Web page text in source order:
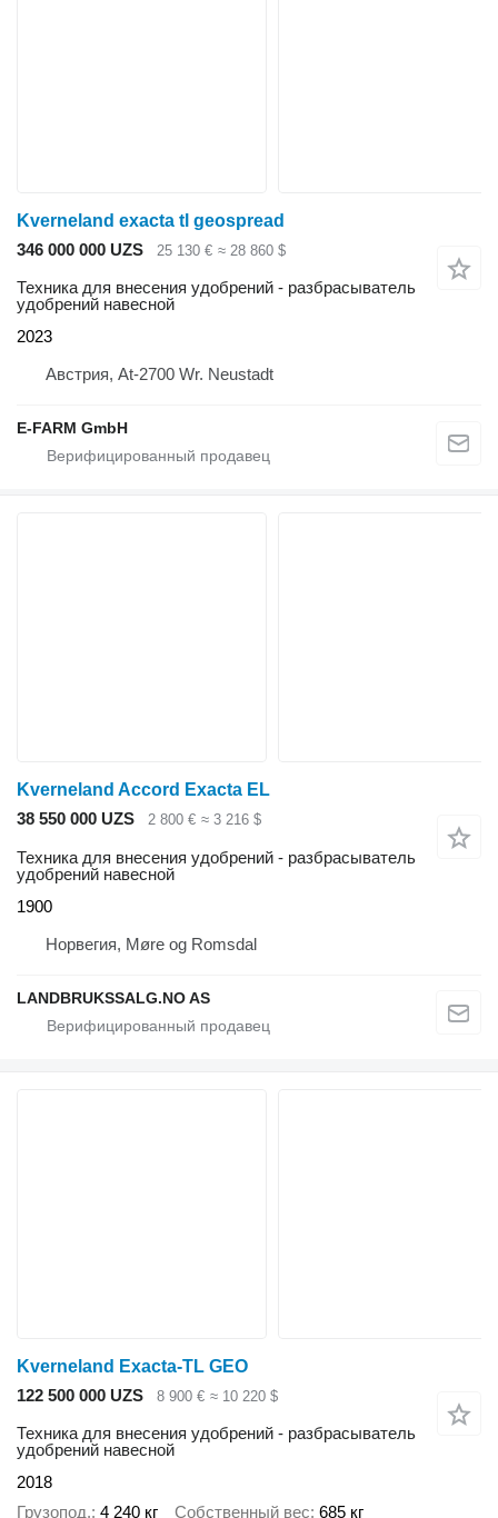
Kverneland exacta tl geospread
346 000 000 UZS
25 130 € ≈ 28 860 $
Техника для внесения удобрений - разбрасыватель
удобрений навесной
2023
Австрия, At-2700 Wr. Neustadt
E-FARM GmbH
Kverneland Accord Exacta EL
38 550 000 UZS
2 800 € ≈ 3 216 $
Техника для внесения удобрений - разбрасыватель
удобрений навесной
1900
Норвегия, Møre og Romsdal
LANDBRUKSSALG.NO AS
Kverneland Exacta-TL GEO
122 500 000 UZS
8 900 € ≈ 10 220 $
Техника для внесения удобрений - разбрасыватель
удобрений навесной
2018
Грузопод. 4 240 кг Собственный вес 685 кг